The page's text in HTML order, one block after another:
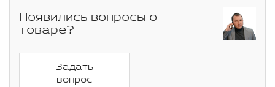
Появились вопросы о
товаре?
Задать
вопрос